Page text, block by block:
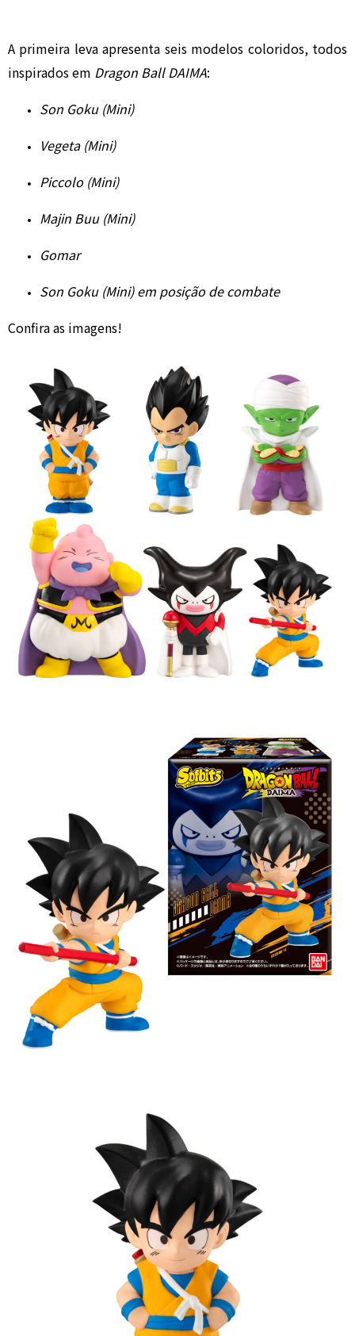
A primeira leva apresenta seis modelos coloridos, todos
inspirados em Dragon Ball DAIMA:
Son Goku (Mini)
Vegeta (Mini)
Piccolo (Mini)
Majin Buu (Mini)
Gomar
Son Goku (Mini) em posição de combate
Confira as imagens!